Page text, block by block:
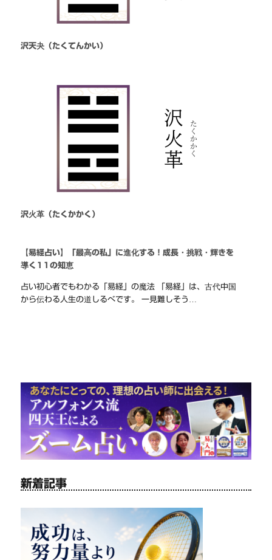
沢天夬（たくてんかい）
沢火革（たくかかく）
【易経占い】「最高の私」に進化する！成長・挑戦・輝きを
導く11の知恵
占い初心者でもわかる「易経」の魔法 「易経」は、古代中国
から伝わる人生の道しるべです。 一見難しそう…
新着記事